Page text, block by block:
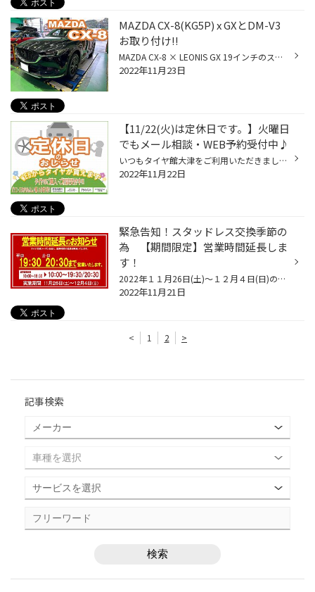
MAZDA CX-8(KG5P) x GXとDM-V3
お取り付け!!
MAZDA CX-8 × LEONIS GX 19インチのスタッドレスタイヤホイールセットをお取り付け致しました♪ 純正のエアロメッキに合わせて 大人っぽく落ち着いた雰囲気に仕上がるように こちらのホイールをチョイスして頂きました!! 新型のCX-8のグリルにもピッタリですよね☆” スタッドレスタイヤは氷に効く・氷...
2022年11月23日
【11/22(火)は定休日です。】火曜日
でもメール相談・WEB予約受付中♪
いつもタイヤ館大津をご利用いただきましてありがとうございます。 明日１１月２２日(火)は定休日とさせて頂きます。 ご利用のお客様にはご迷惑をお掛け致しますが宜しくお願い致します。 ★メール相談やWEBでのご予約は、定休日でも受け付けております！ メール問い合わせはこちらから >>> クリック...
2022年11月22日
緊急告知！スタッドレス交換季節の
為 【期間限定】営業時間延長しま
す！
2022年１１月26日(土)～１２月４日(日)の9日間は 営業時間を延長して皆様のご来店お待ちしております！ 平日 10：00～19：30まで 土日 10：00～20：30まで また混雑時期なので予約枠はすでに埋まっている時間が 多いのですが・・・ 当店は予約枠以外に当日の作業枠がございます。 お電話や店頭で新...
2022年11月21日
< 1 2 >
記事検索